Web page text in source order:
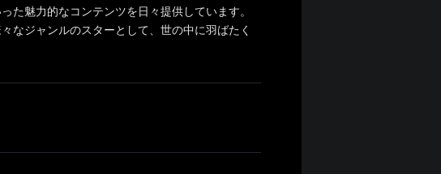
た魅力的なコンテンツを日々提供しています。
なジャンルのスターとして、世の中に羽ばたく